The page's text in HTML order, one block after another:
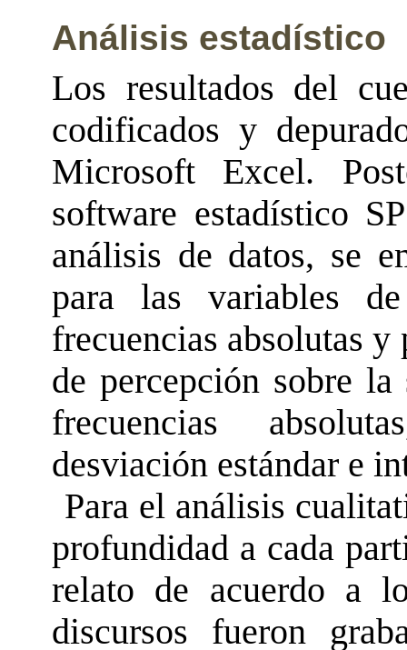
Análisis estadístico
Los resultados del
codificados y
Microsoft Excel.
software estadístico
análisis de datos, se
para las variables
frecuencias absolutas y
de percepción sobre
frecuencias
desviación estándar e
Para el análisis
profundidad a cada
relato de acuerdo a
discursos fueron